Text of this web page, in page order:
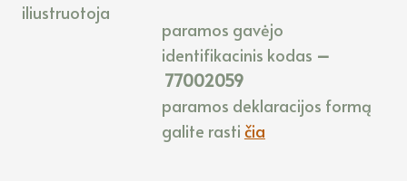
iliustruotoja
paramos gavėjo
identifikacinis kodas –
77002059
paramos deklaracijos formą
galite rasti čia